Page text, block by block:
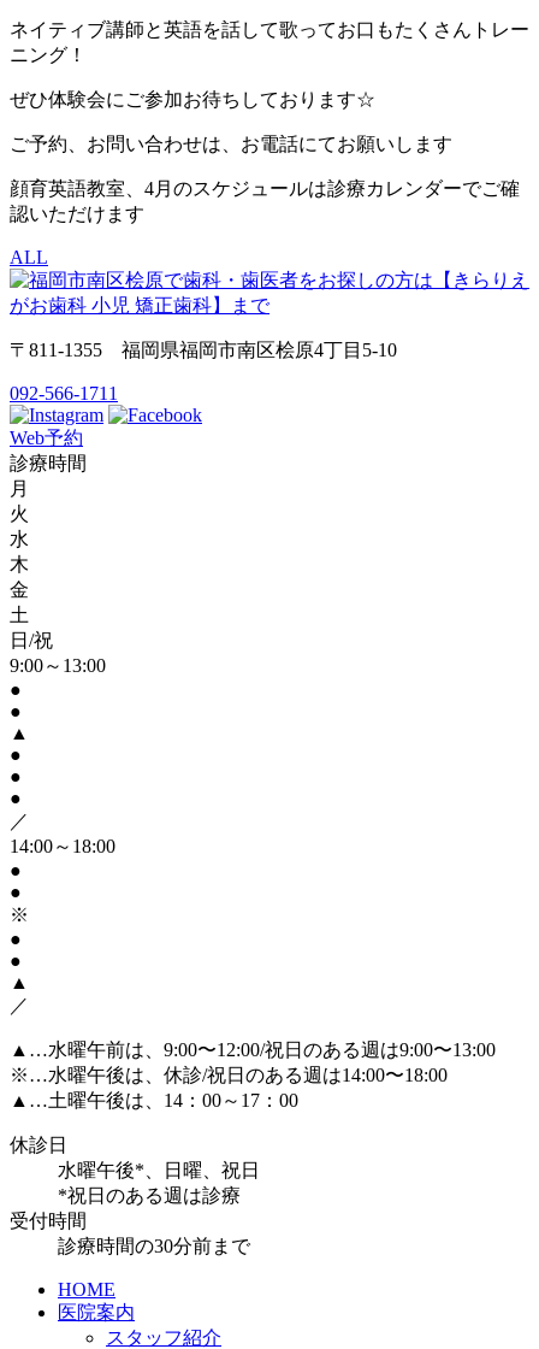
ネイティブ講師と英語を話して歌ってお口もたくさんトレー
ニング！
ぜひ体験会にご参加お待ちしております☆
ご予約、お問い合わせは、お電話にてお願いします
顔育英語教室、4月のスケジュールは診療カレンダーでご確
認いただけます
ALL
〒811-1355 福岡県福岡市南区桧原4丁目5-10
092-566-1711
Web予約
診療時間
月
火
水
木
金
土
日/祝
9:00～13:00
●
●
▲
●
●
●
／
14:00～18:00
●
●
※
●
●
▲
／
▲…水曜午前は、9:00〜12:00/祝日のある週は9:00〜13:00
※…水曜午後は、休診/祝日のある週は14:00〜18:00
▲ …土曜午後は、14：00～17：00
休診日
水曜午後*、日曜、祝日
*祝日のある週は診療
受付時間
診療時間の30分前まで
HOME
医院案内
スタッフ紹介